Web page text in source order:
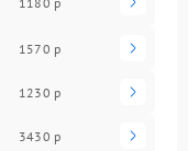
1570 р
1230 р
3430 р